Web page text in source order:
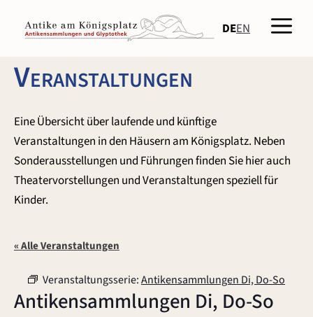
Inhalt
springen
DEEN
Veranstaltungen
Eine Übersicht über laufende und künftige
Veranstaltungen in den Häusern am Königsplatz. Neben
Sonderausstellungen und Führungen finden Sie hier auch
Theatervorstellungen und Veranstaltungen speziell für
Kinder.
« Alle Veranstaltungen
Veranstaltungsserie:Antikensammlungen Di, Do-So
Antikensammlungen Di, Do-So